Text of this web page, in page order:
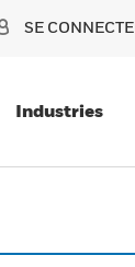
SE
Industries